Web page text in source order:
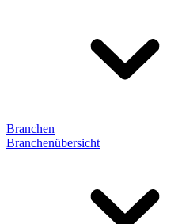
Branchen
Branchenübersicht